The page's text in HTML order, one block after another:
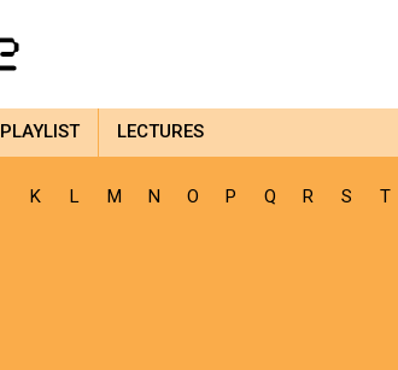
PLAYLIST LECTURES
K L M N O P Q R S T